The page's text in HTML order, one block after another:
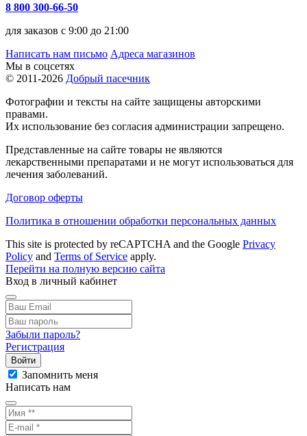
8 800 300-66-50
для заказов с 9:00 до 21:00
Написать нам письмо Адреса магазинов
Мы в соцсетях
© 2011-2026 Добрый пасечник
Фотографии и тексты на сайте защищены авторскими
правами.
Их использование без согласия администрации запрещено.
Представленные на сайте товары не являются
лекарственными препаратами и не могут использоваться для
лечения заболеваний.
Договор оферты
Политика в отношении обработки персональных данных
This site is protected by reCAPTCHA and the Google Privacy
Policy and Terms of Service apply.
Перейти на полную версию сайта
Вход в личный кабинет
Забыли пароль?
Регистрация
Войти
Запомнить меня
Написать нам